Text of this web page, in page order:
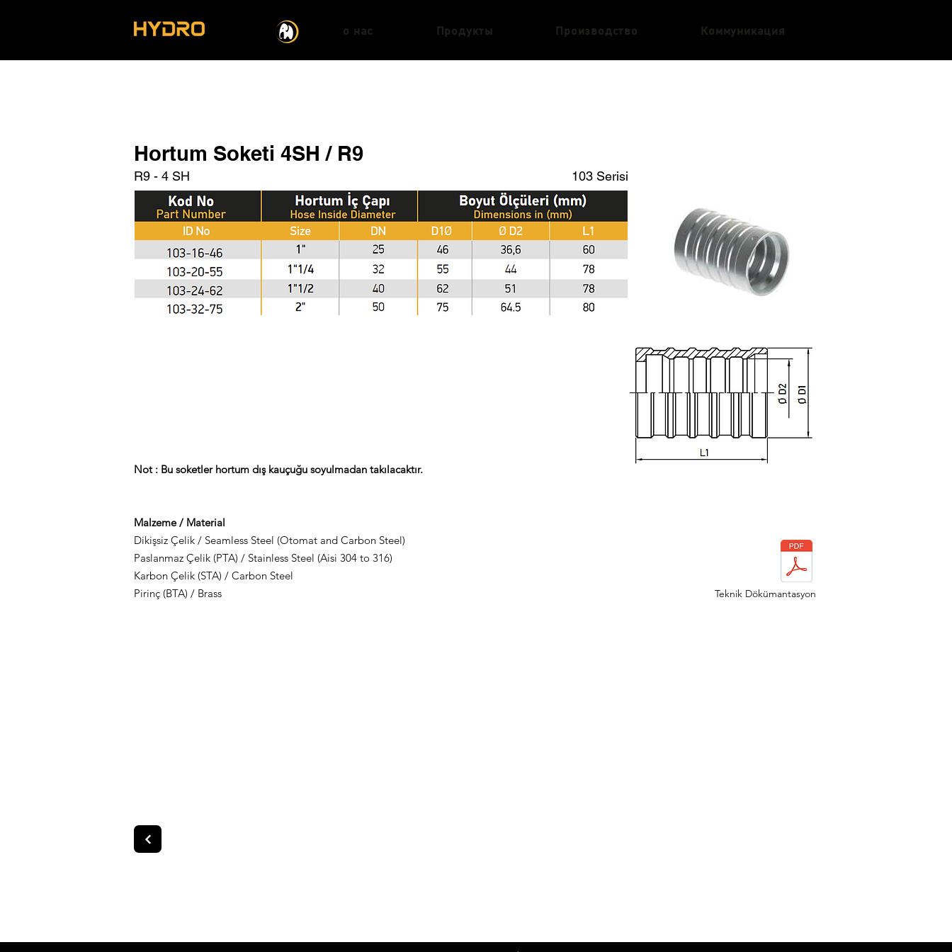
о нас Продукты Производство Коммуникация
Hortum Soketi 4SH / R9
103 Serisi
R9 - 4 SH
Not : Bu soketler hortum dış kauçuğu soyulmadan takılacaktır.
Malzeme / Material
Dikişsiz Çelik / Seamless Steel (Otomat and Carbon Steel)
Paslanmaz Çelik (PTA) / Stainless Steel (Aisi 304 to 316)
Karbon Çelik (STA) / Carbon Steel
Pirinç (BTA) / Brass
Teknik Dökümantasyon